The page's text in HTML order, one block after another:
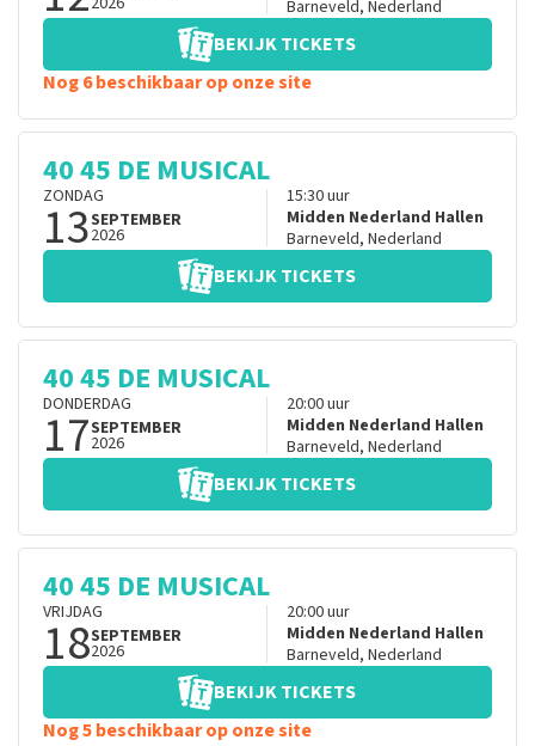
Barneveld, Nederland
BEKIJK TICKETS
Nog 6 beschikbaar op onze site
40 45 DE MUSICAL
ZONDAG
13SEPTEMBER
2026
15:30uur
Midden Nederland Hallen
Barneveld, Nederland
BEKIJK TICKETS
40 45 DE MUSICAL
DONDERDAG
17SEPTEMBER
2026
20:00uur
Midden Nederland Hallen
Barneveld, Nederland
BEKIJK TICKETS
40 45 DE MUSICAL
VRIJDAG
18SEPTEMBER
2026
20:00uur
Midden Nederland Hallen
Barneveld, Nederland
BEKIJK TICKETS
Nog 5 beschikbaar op onze site